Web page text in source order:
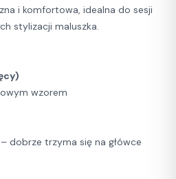
i komfortowa, idealna do sesji
stylizacji maluszka.
wzorem
dobrze trzyma się na główce